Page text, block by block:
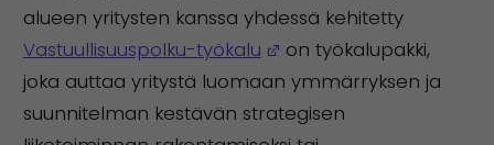
alueen yritysten kanssa yhdessä kehitetty
Vastuullisuuspolku-työkalu
(Avautuu uuteen
on työkalupakki,
joka auttaa yritystä luomaan ymmärryksen ja
suunnitelman kestävän strategisen